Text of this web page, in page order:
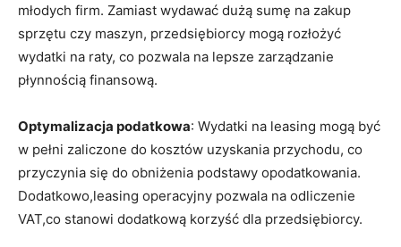
‍młodych⁢ firm.‍ Zamiast wydawać‌ dużą sumę ‍na zakup
sprzętu czy maszyn, ⁤przedsiębiorcy mogą rozłożyć
wydatki na raty, co⁢ pozwala na lepsze zarządzanie
płynnością⁤ finansową.
Optymalizacja podatkowa: Wydatki na leasing mogą być‍
w pełni zaliczone do kosztów uzyskania przychodu, co‌
przyczynia się do obniżenia podstawy opodatkowania.
Dodatkowo,leasing operacyjny pozwala na odliczenie
VAT,co‌ stanowi dodatkową korzyść dla przedsiębiorcy.